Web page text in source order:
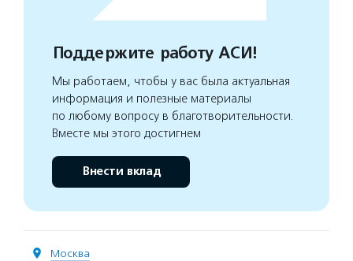
Поддержите работу АСИ!
Мы работаем, чтобы у вас была актуальная
информация и полезные материалы
по любому вопросу в благотворительности.
Вместе мы этого достигнем
Внести вклад
Москва